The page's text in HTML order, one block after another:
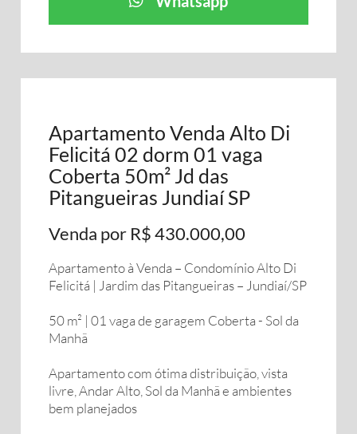
Apartamento Venda Alto Di
Felicitá 02 dorm 01 vaga
Coberta 50m² Jd das
Pitangueiras Jundiaí SP
Venda por R$ 430.000,00
Apartamento à Venda – Condomínio Alto Di
Felicitá | Jardim das Pitangueiras – Jundiaí/SP
50 m² | 01 vaga de garagem Coberta - Sol da
Manhã
Apartamento com ótima distribuição, vista
livre, Andar Alto, Sol da Manhã e ambientes
bem planejados